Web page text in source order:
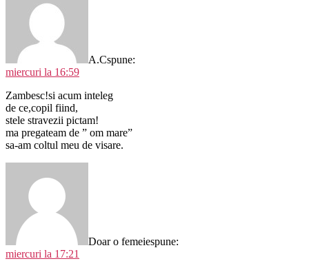
A.Cspune:
miercuri la 16:59
Zambesc!si acum inteleg
de ce,copil fiind,
stele stravezii pictam!
ma pregateam de ” om mare”
sa-am coltul meu de visare.
Doar o femeiespune:
miercuri la 17:21